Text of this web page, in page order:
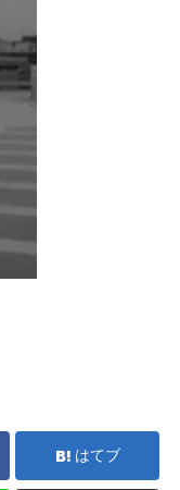
はてブ